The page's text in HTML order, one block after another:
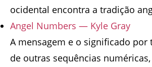
ocidental encontra a tradição
Angel Numbers — Kyle Gray
A mensagem e o significado por
de outras sequências